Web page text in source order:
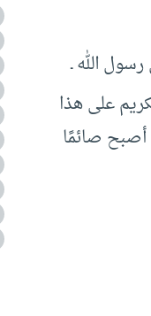
الله ـ
على هذا
أصبح صائمًا